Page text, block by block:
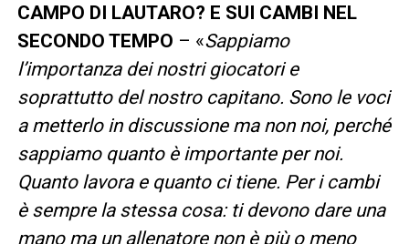
CAMPO DI LAUTARO? E SUI CAMBI NEL
SECONDO TEMPO – «Sappiamo
l’importanza dei nostri giocatori e
soprattutto del nostro capitano. Sono le voci
a metterlo in discussione ma non noi, perché
sappiamo quanto è importante per noi.
Quanto lavora e quanto ci tiene. Per i cambi
è sempre la stessa cosa: ti devono dare una
mano ma un allenatore non è più o meno